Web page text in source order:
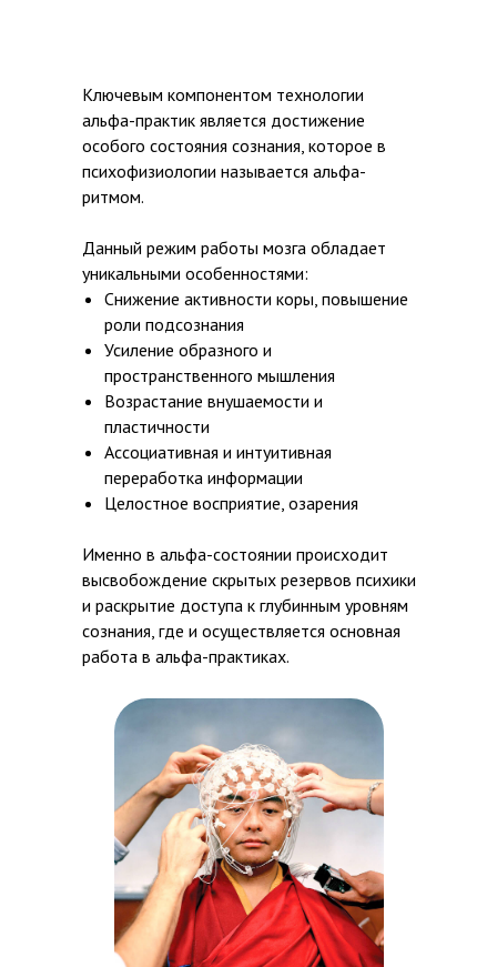
Ключевым компонентом технологии
альфа-практик является достижение
особого состояния сознания, которое в
психофизиологии называется альфа-
ритмом.
Данный режим работы мозга обладает
уникальными особенностями:
Снижение активности коры, повышение
роли подсознания
Усиление образного и
пространственного мышления
Возрастание внушаемости и
пластичности
Ассоциативная и интуитивная
переработка информации
Целостное восприятие, озарения
Именно в альфа-состоянии происходит
высвобождение скрытых резервов психики
и раскрытие доступа к глубинным уровням
сознания, где и осуществляется основная
работа в альфа-практиках.